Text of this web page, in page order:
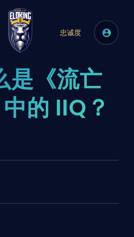
忠诚度
是《流亡
的 IIQ？